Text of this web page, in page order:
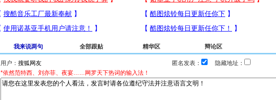
我来说两句 全部跟贴 精华区 辩论区
用户： 匿名发表：
隐藏地址：
*依然范特西、刘亦菲、夜宴……网罗天下热词的输入法！